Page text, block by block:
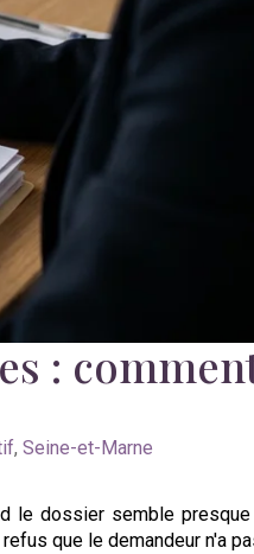
:
, Seine-et-Marne
le dossier semble
que le demandeur n'a